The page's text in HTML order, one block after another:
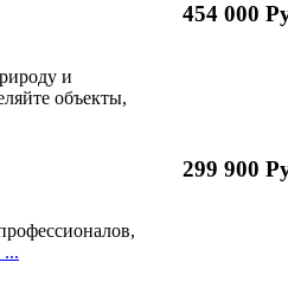
454 000
и
объекты,
299 900
...